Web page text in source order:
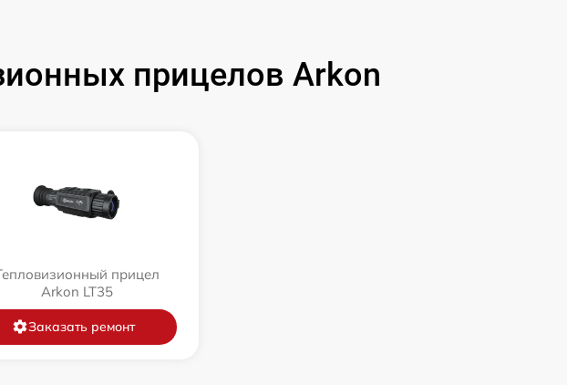
прицелов Arkon
прицел
Arkon LT35
Заказать ремонт